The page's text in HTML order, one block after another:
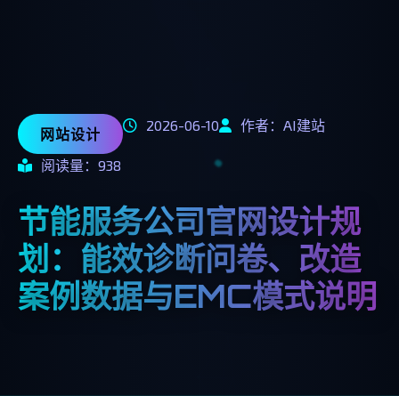
网站设计
2026-06-10 作者：AI建站
阅读量：938
节能服务公司官网设计规
划：能效诊断问卷、改造
案例数据与EMC模式说明